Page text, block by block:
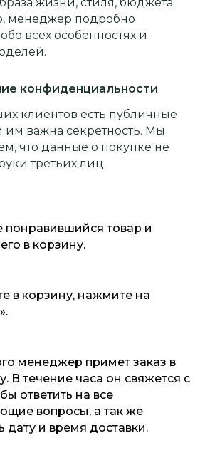
менеджер подробно
всех особенностях и
конфиденциальности
клиентов есть публичные
им важна секретность. Мы
что данные о покупке не
третьих лиц.
понравившийся товар и
в корзину.
в корзину, нажмите на
менеджер примет заказ в
В течение часа он свяжется с
ответить на все
вопросы, а так же
дату и время доставки.